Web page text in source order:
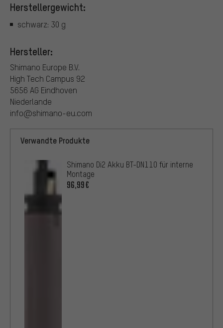
Herstellergewicht:
schwarz: 30 g
Hersteller:
Shimano Europe B.V.
High Tech Campus 92
5656 AG Eindhoven
Niederlande
info@shimano-eu.com
Verwandte Produkte
Shimano Di2 Akku BT-DN110 für interne
Montage
96,99€